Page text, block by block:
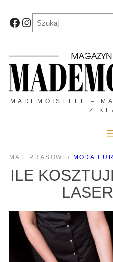
treściFacebook
Instagram
MADEMOISELLE –
Z
MAT. PRASOWE / MODA I
ILE